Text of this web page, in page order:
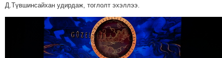
Д.Түвшинсайхан удирдаж, тоглолт эхэллээ.